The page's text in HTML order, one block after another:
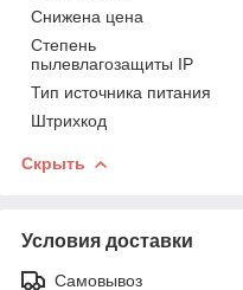
Снижена цена
Степень
пылевлагозащиты IP
Тип источника питания
Штрихкод
Скрыть
Условия доставки
Самовывоз